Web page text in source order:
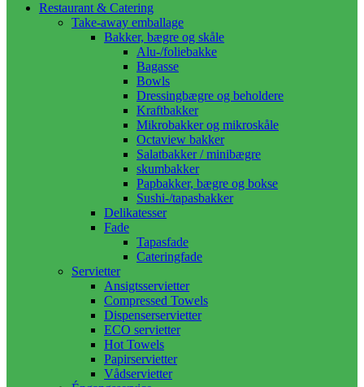
Restaurant & Catering
Take-away emballage
Bakker, bægre og skåle
Alu-/foliebakke
Bagasse
Bowls
Dressingbægre og beholdere
Kraftbakker
Mikrobakker og mikroskåle
Octaview bakker
Salatbakker / minibægre
skumbakker
Papbakker, bægre og bokse
Sushi-/tapasbakker
Delikatesser
Fade
Tapasfade
Cateringfade
Servietter
Ansigtsservietter
Compressed Towels
Dispenserservietter
ECO servietter
Hot Towels
Papirservietter
Vådservietter